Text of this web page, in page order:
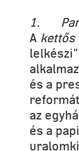
1.
A kettős
és a
az
és a